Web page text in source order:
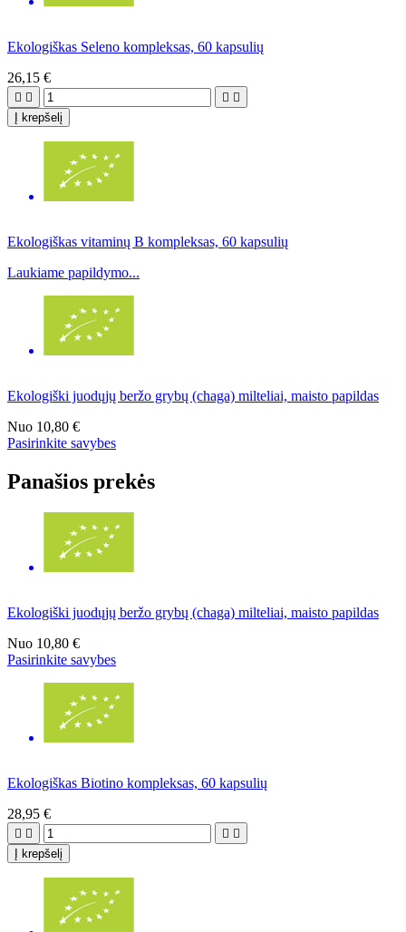
Ekologiškas Seleno kompleksas, 60 kapsulių
26,15 €
   
Į krepšelį
Ekologiškas vitaminų B kompleksas, 60 kapsulių
Laukiame papildymo...
Ekologiški juodųjų beržo grybų (chaga) milteliai, maisto papildas
Nuo 10,80 €
Pasirinkite savybes
Panašios prekės
Ekologiški juodųjų beržo grybų (chaga) milteliai, maisto papildas
Nuo 10,80 €
Pasirinkite savybes
Ekologiškas Biotino kompleksas, 60 kapsulių
28,95 €
   
Į krepšelį